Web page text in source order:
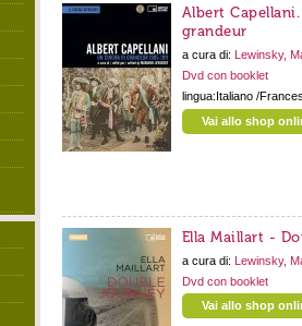
Albert
grandeur
a cura di: Lewinsky,
Dvd con booklet
lingua:Italiano /
Vai allo shop
Ella Maillart -
a cura di: Lewinsky,
Dvd con booklet
Vai allo shop